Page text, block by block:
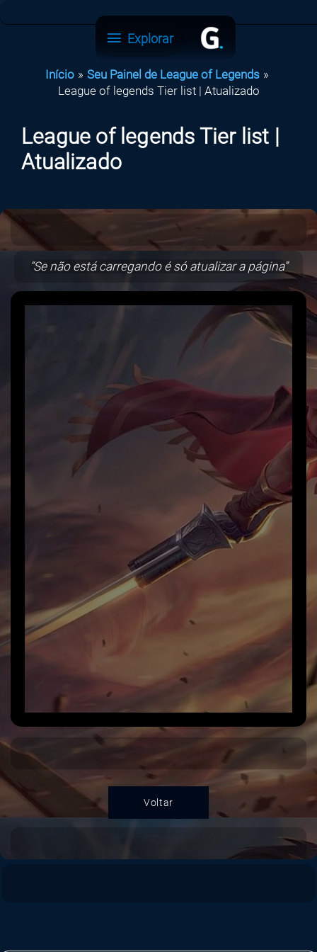
para
Explorar
Explorar
Início
Seu Painel de League of Legends
League of legends Tier list | Atualizado
League of legends Tier list |
Atualizado
“Se não está carregando é só atualizar a página”
Voltar